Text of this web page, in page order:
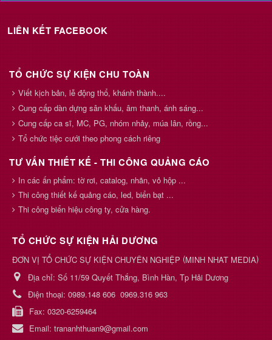
LIÊN KẾT FACEBOOK
TỔ CHỨC SỰ KIỆN CHU TOÀN
Viết kịch bản, lễ động thổ, khánh thành....
Cung cấp dàn dựng sân khấu, âm thanh, ánh sáng...
Cung cấp ca sĩ, MC, PG, nhóm nhảy, múa lân, rồng...
Tổ chức tiệc cưới theo phong cách riêng
TƯ VẤN THIẾT KẾ - THI CÔNG QUẢNG CÁO
In các ấn phẩm: tờ rơi, catalog, nhãn, vỏ hộp ...
Thi công thiết kế quảng cáo, led, biển bạt ...
Thi công biển hiệu công ty, cửa hàng.
TỔ CHỨC SỰ KIỆN HẢI DƯƠNG
ĐƠN VỊ TỔ CHỨC SỰ KIỆN CHUYÊN NGHIỆP (MINH NHAT MEDIA)
Địa chỉ: Số 11/59 Quyết Thắng, Bình Hàn, Tp Hải Dương
Điện thoại: 0989.148 606 0969.316 963
Fax: 0320-6259464
Email: trananhthuan9@gmail.com